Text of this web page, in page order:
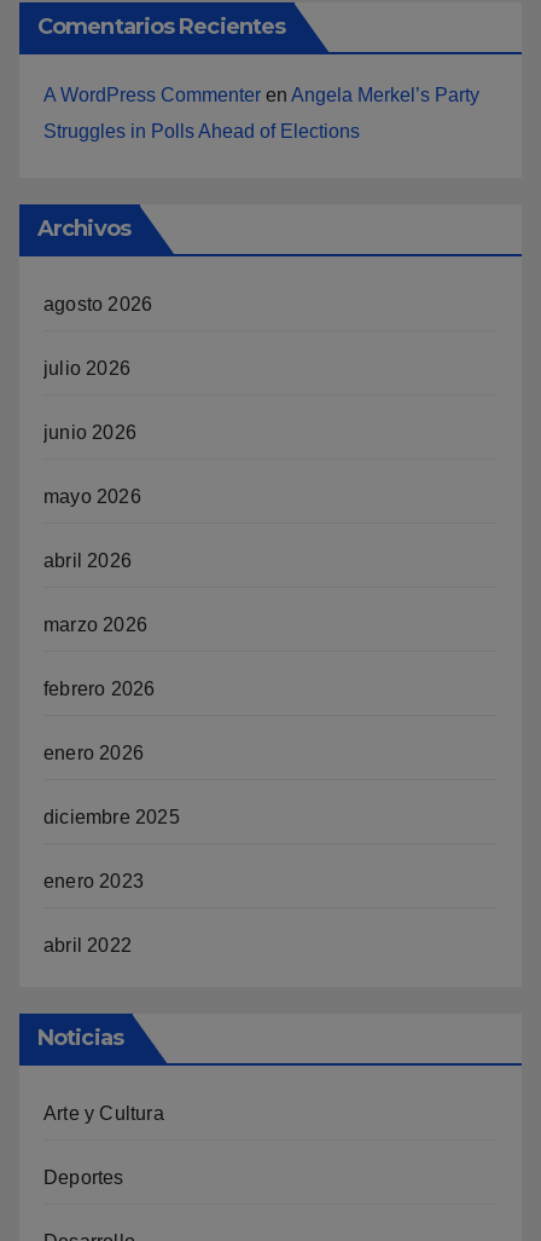
Comentarios Recientes
A WordPress Commenter en Angela Merkel’s Party
Struggles in Polls Ahead of Elections
Archivos
agosto 2026
julio 2026
junio 2026
mayo 2026
abril 2026
marzo 2026
febrero 2026
enero 2026
diciembre 2025
enero 2023
abril 2022
Noticias
Arte y Cultura
Deportes